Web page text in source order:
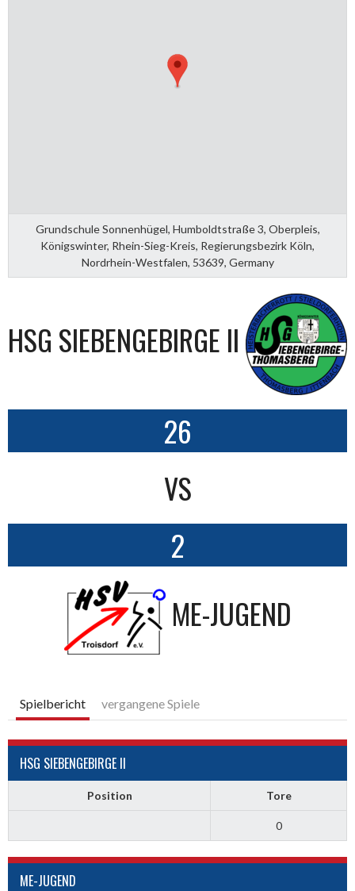
Grundschule Sonnenhügel, Humboldtstraße 3, Oberpleis,
Königswinter, Rhein-Sieg-Kreis, Regierungsbezirk Köln,
Nordrhein-Westfalen, 53639, Germany
HSG SIEBENGEBIRGE II
26
VS
2
ME-JUGEND
Spielbericht vergangene Spiele
HSG SIEBENGEBIRGE II
Position Tore
0
ME-JUGEND